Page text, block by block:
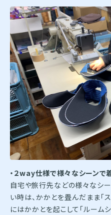
・２way仕様で様々なシーンで
自宅や旅行先などの様々なシ
い時は、かかとを畳んだまま「
にはかかとを起こして「ルーム